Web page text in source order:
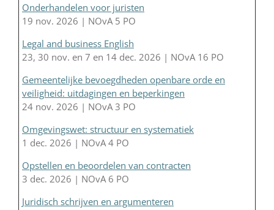
Onderhandelen voor juristen
19 nov. 2026 | NOvA 5 PO
Legal and business English
23, 30 nov. en 7 en 14 dec. 2026 | NOvA 16 PO
Gemeentelijke bevoegdheden openbare orde en
veiligheid: uitdagingen en beperkingen
24 nov. 2026 | NOvA 3 PO
Omgevingswet: structuur en systematiek
1 dec. 2026 | NOvA 4 PO
Opstellen en beoordelen van contracten
3 dec. 2026 | NOvA 6 PO
Juridisch schrijven en argumenteren